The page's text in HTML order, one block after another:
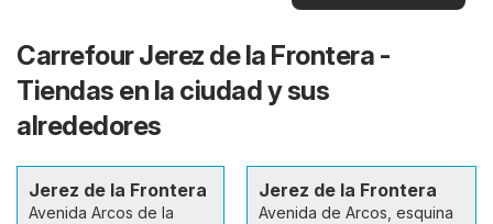
Carrefour Jerez de la Frontera -
Tiendas en la ciudad y sus
alrededores
Jerez de la Frontera
Avenida Arcos de la
Jerez de la Frontera
Avenida de Arcos, esquina